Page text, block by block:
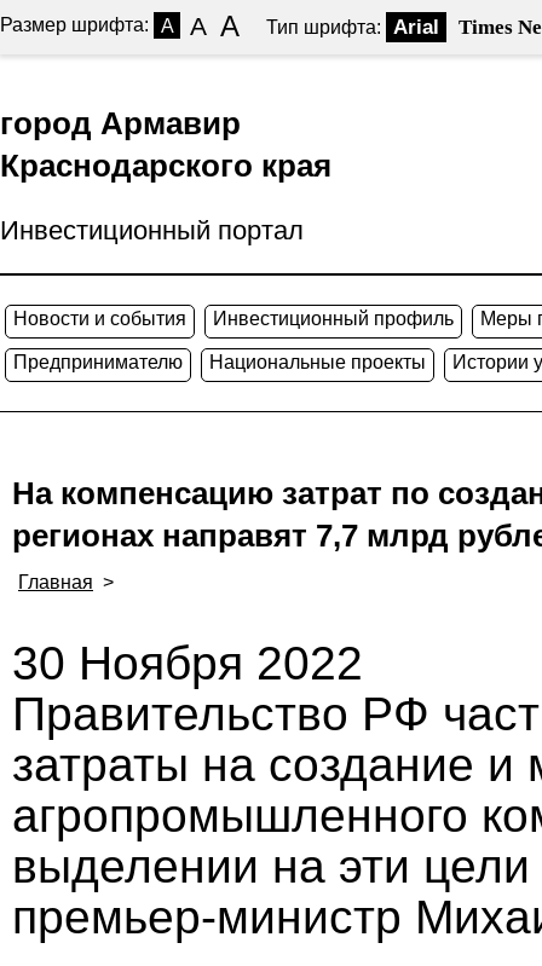
Размер шрифта: A A A Тип шрифта: Arial Times
город Армавир
Краснодарского края
Инвестиционный портал
Новости и события Инвестиционный профиль Меры
Предпринимателю Национальные проекты Истории
На компенсацию затрат по
регионах направят 7,7 млрд
Главная >
30 Ноября 2022
Правительство РФ
затраты на создание
агропромышленного
выделении на эти
премьер-министр